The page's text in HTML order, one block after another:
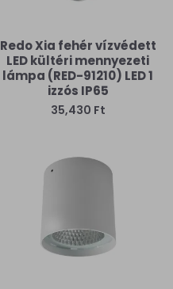
Redo Xia fehér vízvédett
LED kültéri mennyezeti
lámpa (RED-91210) LED 1
izzós IP65
35,430 Ft